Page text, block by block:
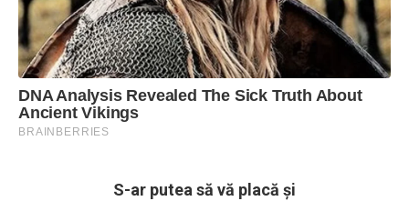
S-ar putea să vă placă și